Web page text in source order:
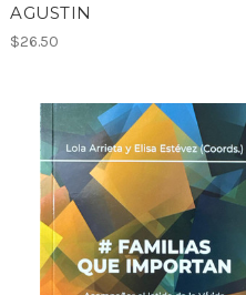
AGUSTIN
$26.50